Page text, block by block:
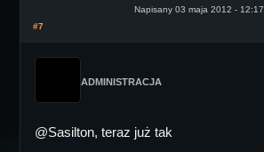
Napisany 03 maja 2012 - 12:17
#7
ADMINISTRACJA
@Sasilton, teraz już tak